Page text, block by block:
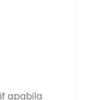
apabila